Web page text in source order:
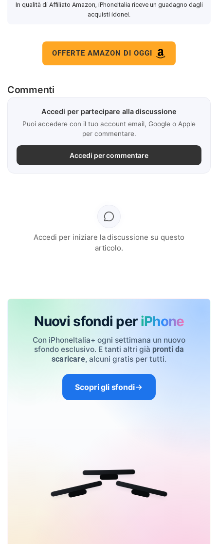
In qualità di Affiliato Amazon, iPhoneItalia riceve un guadagno dagli
acquisti idonei.
OFFERTE AMAZON DI OGGI
Commenti
Accedi per partecipare alla discussione
Puoi accedere con il tuo account email, Google o Apple
per commentare.
Accedi per commentare
Accedi per iniziare la discussione su questo
articolo.
Nuovi sfondi per iPhone
Con iPhoneItalia+ ogni settimana un nuovo
sfondo esclusivo. E tanti altri già pronti da
scaricare, alcuni gratis per tutti.
Scopri gli sfondi